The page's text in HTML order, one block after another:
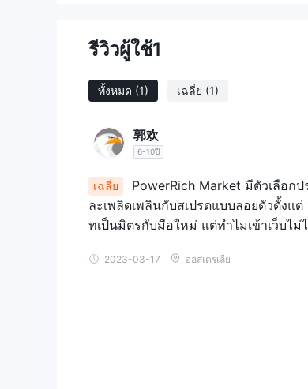
รีวิวผู้ใช้1
ทั้งหมด (1) เฉลี่ย (1)
郭欢
6-10ปี
เฉลี่ย
PowerRich Market มีตัวเลือก
ละเพลิดเพลินกับสเปรดแบบลอยตัวตั้ง
ทเป็นมิตรกับมือใหม่ แต่ทำไมเข้าเว็บไ
2023-03-17 ออสเตรเลีย